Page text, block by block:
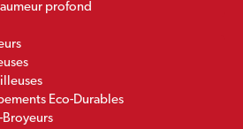
profond
Eco-Durables